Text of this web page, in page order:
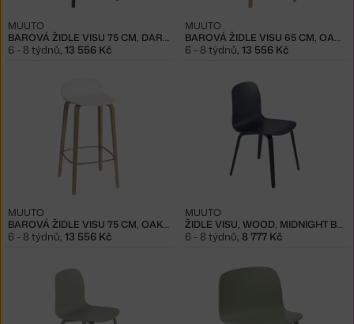
BAROVÁ ŽIDLE VISU 75 CM, DARK GREEN
MUUTO
6 - 8 týdnů, 13 556 Kč
BAROVÁ ŽIDLE VISU 65 CM, OAK/WHITE
MUUTO
6 - 8 týdnů, 13 556 Kč
BAROVÁ ŽIDLE VISU 75 CM, OAK/WHITE
MUUTO
6 - 8 týdnů, 13 556 Kč
ŽIDLE VISU, WOOD, MIDNIGHT BLUE
MUUTO
6 - 8 týdnů, 8 777 Kč